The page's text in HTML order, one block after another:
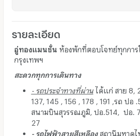
รายละเอียด
อู่ทองแมนชั่น ห้องพักที่ตอบโจทย์ทุกการ
กรุงเทพฯ
สะดวกทุกการเดินทาง
- รถประจำทางที่ผ่านได้แก่ สาย 8,
137, 145 , 156 , 178 , 191 ,รถ ปอ
สนามบินสุวรรณภูมิ, ปอ.514, ปอ.
27
- รถไฟฟ้าสายสีเหลืองสถานีมหาดไ